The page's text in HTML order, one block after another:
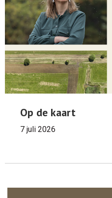
Op de kaart
7 juli 2026